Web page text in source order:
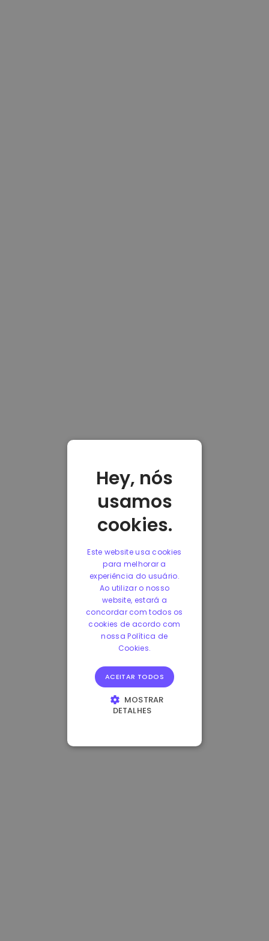
Hey, nós
usamos
cookies.
Este website usa cookies
para melhorar a
experiência do usuário.
Ao utilizar o nosso
website, estará a
concordar com todos os
cookies de acordo com
nossa Política de
Cookies.
ACEITAR TODOS
MOSTRAR
DETALHES